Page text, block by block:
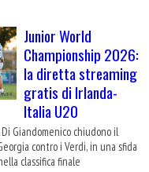
Junior World
Championship 2026:
la diretta streaming
gratis di Irlanda-
Italia U20
Giandomenico chiudono il
contro i Verdi, in una sfida
classifica finale